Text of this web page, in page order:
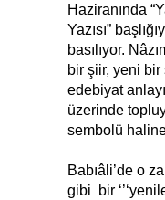
Haziranında
Yazısı”
basılıyor.
bir şiir, yeni bir
edebiyat
üzerinde
sembolü
Babıâli’de o
gibi bir